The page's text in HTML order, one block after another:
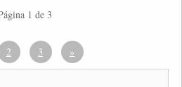
1 de 3
2 3 »